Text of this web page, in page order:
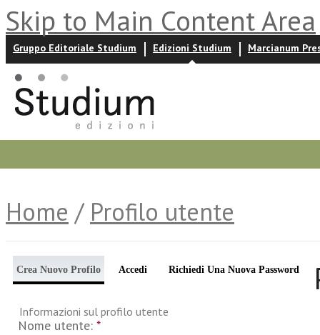
Skip to Main Content Area
Gruppo Editoriale Studium Edizioni Studium Marcianum
Home / Profilo utente
Crea Nuovo Profilo Accedi Richiedi Una Nuova Password
Informazioni sul profilo utente
Nome utente: *